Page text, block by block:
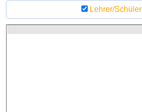
Lehrer/Schüler